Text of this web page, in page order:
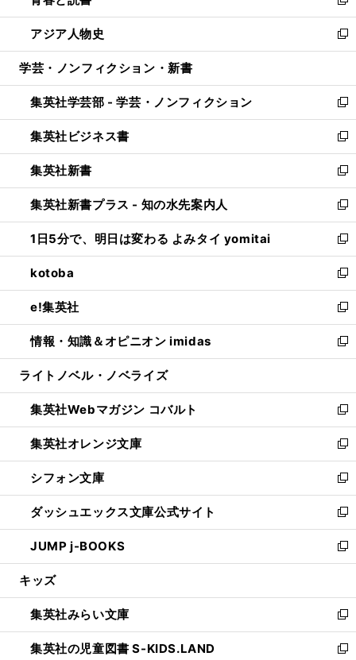
開
く
ウ
で
開
ン
ド
ウ
開
く
ウ
ィ
ン
ウ
で
開
く
新
し
い
ウ
ン
ド
ウ
で
開
く
アジア人物史
新
し
ウ
ィ
ン
ド
ウ
で
開
く
学芸・ノンフィクション・新書
集英社学芸部 - 学芸・ノンフィクション
新
し
い
ウ
ィ
ン
ド
ウ
で
開
く
集英社ビジネス書
新
し
い
ウ
ィ
ン
ド
ウ
で
開
く
集英社新書
新
し
い
ウ
ィ
ン
ド
ウ
で
開
く
集英社新書プラス - 知の水先案内人
新
し
い
ウ
ィ
ン
ド
ウ
で
開
1日5分で、明日は変わる よみタイ yomitai
新
し
い
ウ
ィ
ン
ド
ウ
開
く
kotoba
新
し
い
ウ
ィ
ン
ウ
で
開
く
e!集英社
新
し
い
ウ
ン
ド
ウ
で
開
く
情報・知識＆オピニオン imidas
新
し
ウ
ィ
ン
ド
ウ
で
開
く
ライトノベル・ノベライズ
集英社Webマガジン コバルト
新
し
い
ウ
ィ
ン
ド
ウ
で
開
集英社オレンジ文庫
新
し
い
ウ
ィ
ン
ド
ウ
開
く
シフォン文庫
新
し
い
ウ
ィ
ン
ウ
で
開
く
ダッシュエックス文庫公式サイト
新
し
い
ウ
ン
ド
ウ
で
JUMP j-BOOKS
新
し
ウ
ィ
ン
ド
キッズ
集英社みらい文庫
新
し
い
集英社の児童図書 S-KIDS.LAND
新